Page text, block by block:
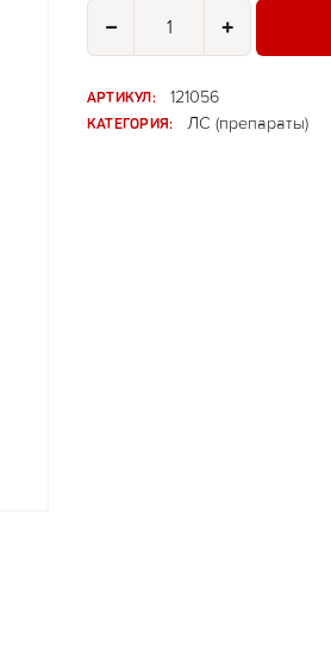
−
Количество товара Эспа-
+
АРТИКУЛ:
121056
КАТЕГОРИЯ:
ЛС (препараты)